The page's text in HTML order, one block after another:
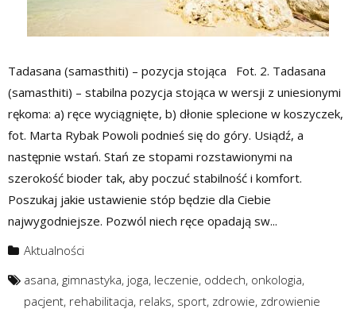
Tadasana (samasthiti) – pozycja stojąca Fot. 2. Tadasana
(samasthiti) – stabilna pozycja stojąca w wersji z uniesionymi
rękoma: a) ręce wyciągnięte, b) dłonie splecione w koszyczek,
fot. Marta Rybak Powoli podnieś się do góry. Usiądź, a
następnie wstań. Stań ze stopami rozstawionymi na
szerokość bioder tak, aby poczuć stabilność i komfort.
Poszukaj jakie ustawienie stóp będzie dla Ciebie
najwygodniejsze. Pozwól niech ręce opadają sw...
Aktualności
asana, gimnastyka, joga, leczenie, oddech, onkologia,
pacjent, rehabilitacja, relaks, sport, zdrowie, zdrowienie